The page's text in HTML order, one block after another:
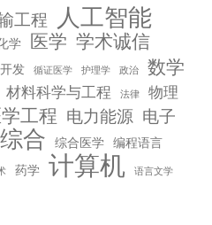
工程 人工智能
学 医学 学术诚信
发 循证医学 护理学 政治 数学
材料科学与工程 法律 物理
工程 电力能源 电子
综合 综合医学 编程语言
药学 计算机 语言文学